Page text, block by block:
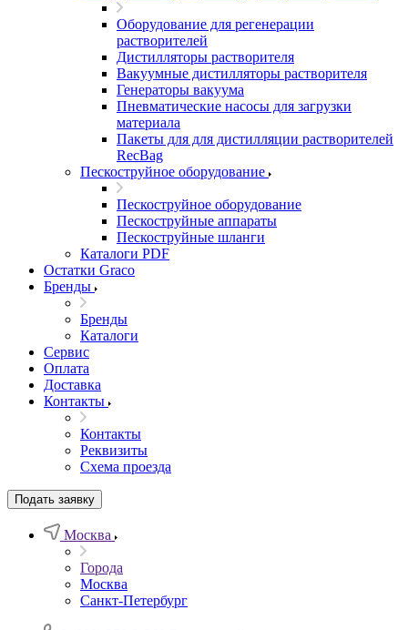
Оборудование для регенерации
растворителей
Дистилляторы растворителя
Вакуумные дистилляторы растворителя
Генераторы вакуума
Пневматические насосы для загрузки
материала
Пакеты для для дистилляции растворителей
RecBag
Пескоструйное оборудование
Пескоструйное оборудование
Пескоструйные аппараты
Пескоструйные шланги
Каталоги PDF
Остатки Graco
Бренды
Бренды
Каталоги
Сервис
Оплата
Доставка
Контакты
Контакты
Реквизиты
Схема проезда
Подать заявку
Москва
Города
Москва
Санкт-Петербург